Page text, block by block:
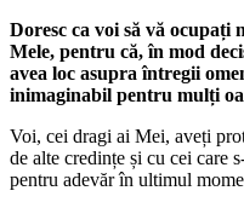
Doresc ca voi să vă ocupați
Mele, pentru că, în mod
avea loc asupra întregii
inimaginabil pentru mulți
Voi, cei dragi ai Mei, aveți
de alte credințe și cu cei care
pentru adevăr în ultimul